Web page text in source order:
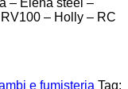
– Holly – RC
e fumisteria Tag: